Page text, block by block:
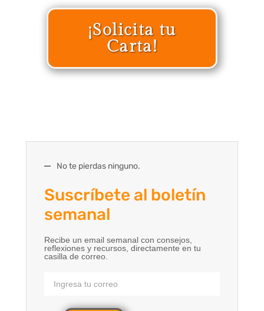
¡Solicita tu
Carta!
No te pierdas ninguno.
Suscríbete al boletín
semanal
Recibe un email semanal con consejos,
reflexiones y recursos, directamente en tu
casilla de correo.